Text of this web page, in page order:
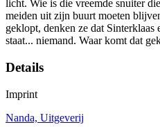
licht. Wie is die vreemde snuiter
meiden uit zijn buurt moeten
geklopt, denken ze dat
staat... niemand. Waar komt dat
Details
Imprint
Nanda, Uitgeverij